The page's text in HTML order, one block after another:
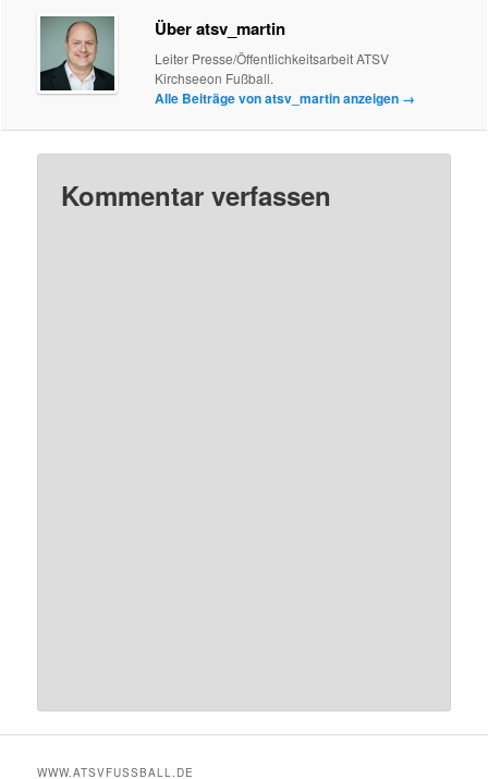
Über atsv_martin
Leiter Presse/Öffentlichkeitsarbeit ATSV
Kirchseeon Fußball.
Alle Beiträge von atsv_martin anzeigen →
Kommentar verfassen
WWW.ATSVFUSSBALL.DE